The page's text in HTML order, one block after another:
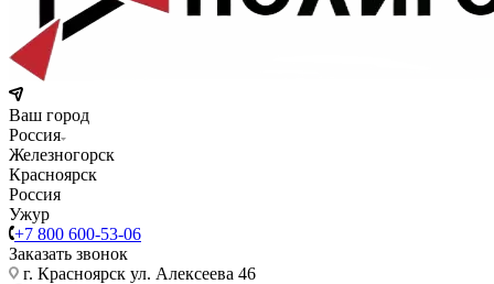
Ваш город
Россия
Железногорск
Красноярск
Россия
Ужур
+7 800 600-53-06
Заказать звонок
г. Красноярск ул. Алексеева 46